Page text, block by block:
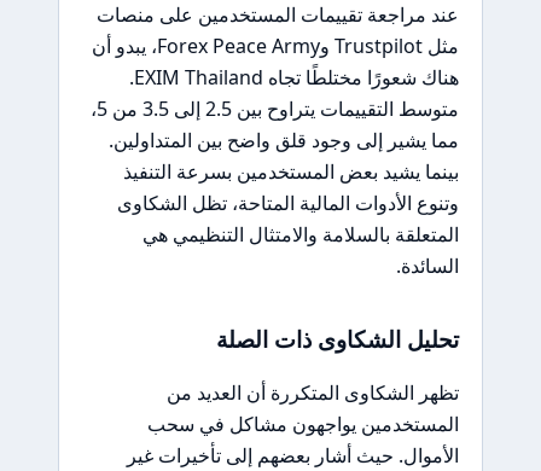
عند مراجعة تقييمات المستخدمين على منصات
مثل Trustpilot وForex Peace Army، يبدو أن
هناك شعورًا مختلطًا تجاه EXIM Thailand.
متوسط التقييمات يتراوح بين 2.5 إلى 3.5 من 5،
مما يشير إلى وجود قلق واضح بين المتداولين.
بينما يشيد بعض المستخدمين بسرعة التنفيذ
وتنوع الأدوات المالية المتاحة، تظل الشكاوى
المتعلقة بالسلامة والامتثال التنظيمي هي
السائدة.
تحليل الشكاوى ذات الصلة
تظهر الشكاوى المتكررة أن العديد من
المستخدمين يواجهون مشاكل في سحب
الأموال. حيث أشار بعضهم إلى تأخيرات غير